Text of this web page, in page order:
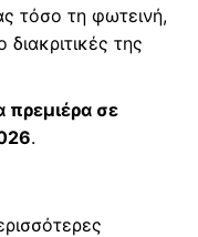
τόσο τη φωτεινή,
της
πρεμιέρα σε
.